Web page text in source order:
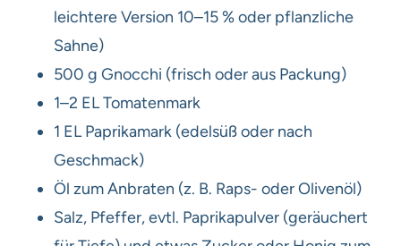
leichtere Version 10–15 % oder pflanzliche
Sahne)
500 g Gnocchi (frisch oder aus Packung)
1–2 EL Tomatenmark
1 EL Paprikamark (edelsüß oder nach
Geschmack)
Öl zum Anbraten (z. B. Raps- oder Olivenöl)
Salz, Pfeffer, evtl. Paprikapulver (geräuchert